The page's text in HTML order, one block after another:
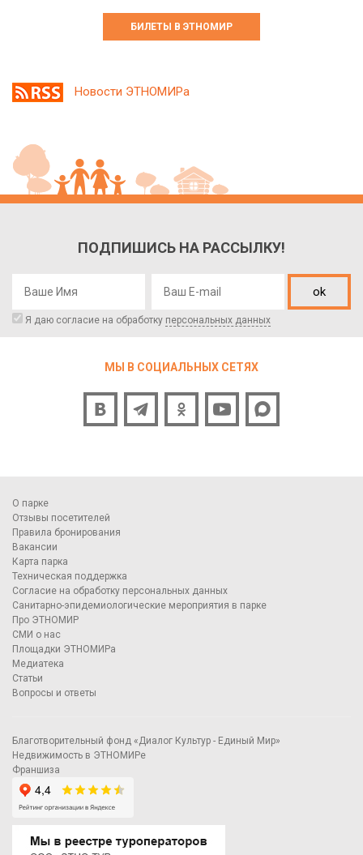
БИЛЕТЫ В ЭТНОМИР
Новости ЭТНОМИРа
ПОДПИШИСЬ НА РАССЫЛКУ!
ok
Я даю согласие на обработку персональных данных
МЫ В СОЦИАЛЬНЫХ СЕТЯХ
О парке
Отзывы посетителей
Правила бронирования
Вакансии
Карта парка
Техническая поддержка
Согласие на обработку персональных данных
Санитарно-эпидемиологические мероприятия в парке
Про ЭТНОМИР
СМИ о нас
Площадки ЭТНОМИРа
Медиатека
Статьи
Вопросы и ответы
Благотворительный фонд «Диалог Культур - Единый Мир»
Недвижимость в ЭТНОМИРе
Франшиза